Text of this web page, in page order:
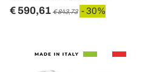
€ 590,61 € 843,73 - 30%